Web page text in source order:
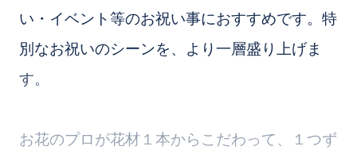
い・イベント等のお祝い事におすすめです。特
別なお祝いのシーンを、より一層盛り上げま
す。
お花のプロが花材１本からこだわって、１つず